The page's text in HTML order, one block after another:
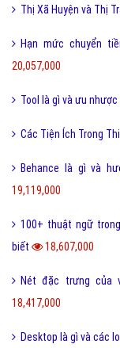
Thị Xã Huyện và Thị
Hạn mức chuyển
20,057,000
Tool là gì và ưu
Các Tiện Ích Trong
Behance là gì và
19,119,000
100+ thuật ngữ
biết
18,607,000
Nét đặc trưng của
18,417,000
Desktop là gì và các